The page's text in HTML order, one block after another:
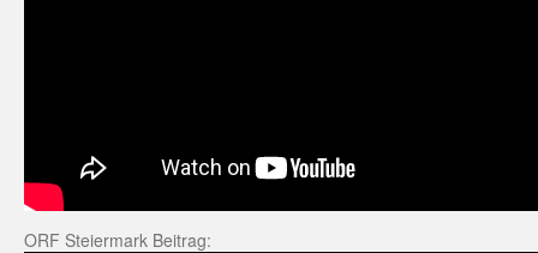
ORF Steiermark Beitrag: